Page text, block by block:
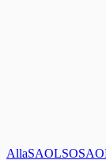
AllaSAOLSO